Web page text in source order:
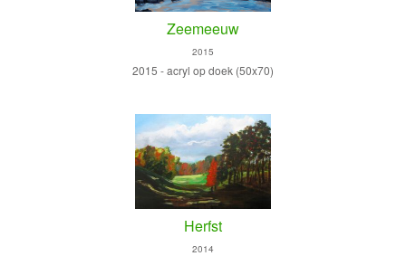
Zeemeeuw
2015
2015 - acryl op doek (50x70)
Herfst
2014